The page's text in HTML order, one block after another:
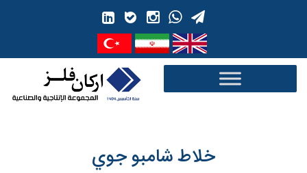
خلاط شامبو جوي